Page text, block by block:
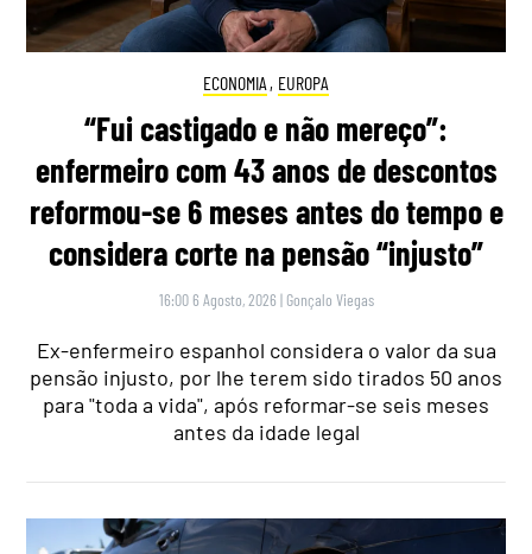
ECONOMIA , EUROPA
“Fui castigado e não mereço”:
enfermeiro com 43 anos de descontos
reformou-se 6 meses antes do tempo e
considera corte na pensão “injusto”
16:00 6 Agosto, 2026 | Gonçalo Viegas
Ex-enfermeiro espanhol considera o valor da sua
pensão injusto, por lhe terem sido tirados 50 anos
para "toda a vida", após reformar-se seis meses
antes da idade legal